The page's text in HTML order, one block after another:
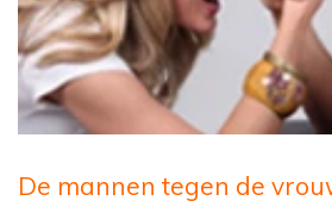
De mannen tegen de